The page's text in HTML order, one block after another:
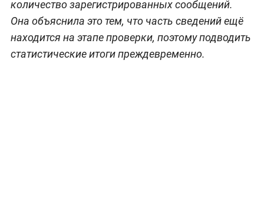
количество зарегистрированных сообщений.
Она объяснила это тем, что часть сведений ещё
находится на этапе проверки, поэтому подводить
статистические итоги преждевременно.